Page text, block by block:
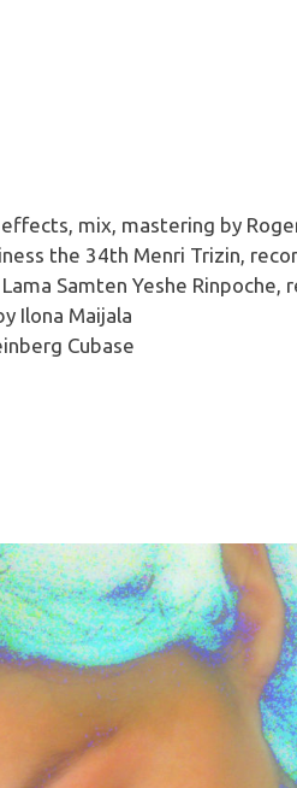
mix, mastering by
the 34th Menri Trizin,
Samten Yeshe Rinpoche,
Ilona Maijala
Cubase